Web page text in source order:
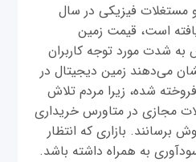
مستغلات فیزیکی در سال
است، قیمت زمین
به شدت مورد توجه کاربران
می‌دهند زمین دیجیتال در
شده، زیرا مردم تلاش
مجازی در متاورس خریداری
برسانند. بازاری که انتظار
به همراه داشته باشد.